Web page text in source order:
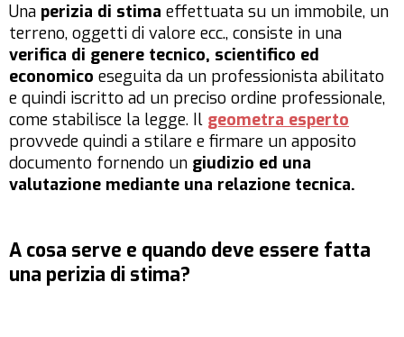
Una perizia di stima effettuata su un immobile, un
terreno, oggetti di valore ecc., consiste in una
verifica di genere tecnico, scientifico ed
economico eseguita da un professionista abilitato
e quindi iscritto ad un preciso ordine professionale,
come stabilisce la legge. Il geometra esperto
provvede quindi a stilare e firmare un apposito
documento fornendo un giudizio ed una
valutazione mediante una relazione tecnica.
A cosa serve e quando deve essere fatta
una perizia di stima?